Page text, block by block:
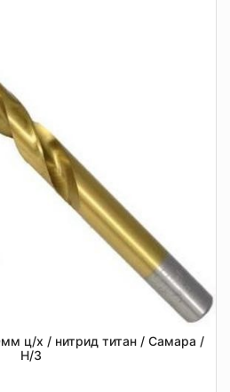
ц/х / нитрид титан / Самара /
Н/З